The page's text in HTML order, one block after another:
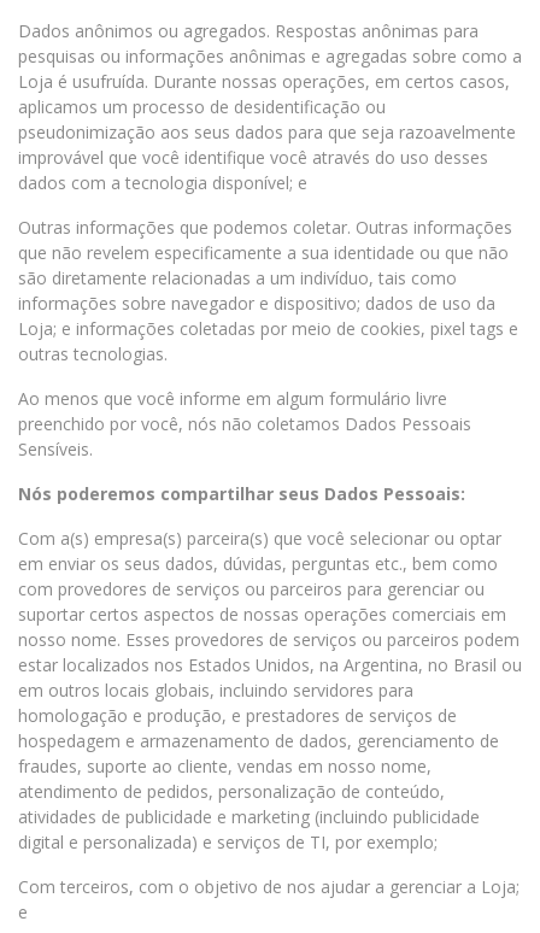
Dados anônimos ou agregados. Respostas anônimas para
pesquisas ou informações anônimas e agregadas sobre como a
Loja é usufruída. Durante nossas operações, em certos casos,
aplicamos um processo de desidentificação ou
pseudonimização aos seus dados para que seja razoavelmente
improvável que você identifique você através do uso desses
dados com a tecnologia disponível; e
Outras informações que podemos coletar. Outras informações
que não revelem especificamente a sua identidade ou que não
são diretamente relacionadas a um indivíduo, tais como
informações sobre navegador e dispositivo; dados de uso da
Loja; e informações coletadas por meio de cookies, pixel tags e
outras tecnologias.
Ao menos que você informe em algum formulário livre
preenchido por você, nós não coletamos Dados Pessoais
Sensíveis.
Nós poderemos compartilhar seus Dados Pessoais:
Com a(s) empresa(s) parceira(s) que você selecionar ou optar
em enviar os seus dados, dúvidas, perguntas etc., bem como
com provedores de serviços ou parceiros para gerenciar ou
suportar certos aspectos de nossas operações comerciais em
nosso nome. Esses provedores de serviços ou parceiros podem
estar localizados nos Estados Unidos, na Argentina, no Brasil ou
em outros locais globais, incluindo servidores para
homologação e produção, e prestadores de serviços de
hospedagem e armazenamento de dados, gerenciamento de
fraudes, suporte ao cliente, vendas em nosso nome,
atendimento de pedidos, personalização de conteúdo,
atividades de publicidade e marketing (incluindo publicidade
digital e personalizada) e serviços de TI, por exemplo;
Com terceiros, com o objetivo de nos ajudar a gerenciar a Loja;
e